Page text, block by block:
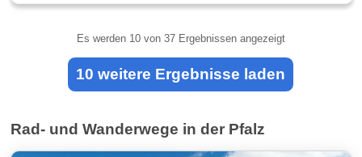
Es werden 10von 37 Ergebnissen angezeigt
10 weitere Ergebnisse laden
Rad- und Wanderwege in der Pfalz